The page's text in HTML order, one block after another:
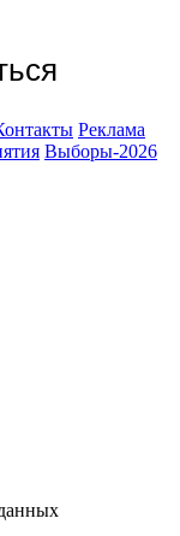
Реклама
Выборы-2026